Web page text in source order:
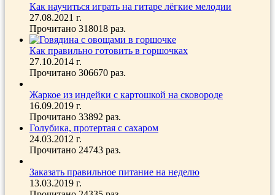
Как научиться играть на гитаре лёгкие мелодии
27.08.2021 г.
Прочитано 318018 раз.
Как правильно готовить в горшочках
27.10.2014 г.
Прочитано 306670 раз.
Жаркое из индейки с картошкой на сковороде
16.09.2019 г.
Прочитано 33892 раз.
Голубика, протертая с сахаром
24.03.2012 г.
Прочитано 24743 раз.
Заказать правильное питание на неделю
13.03.2019 г.